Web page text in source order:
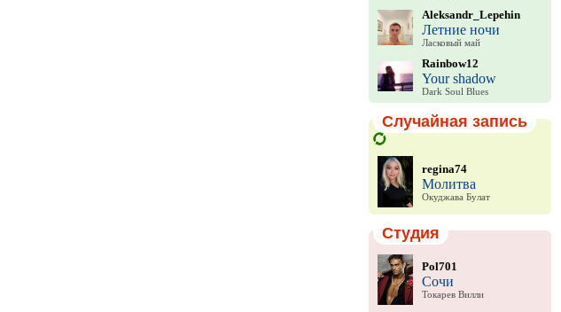
Aleksandr_Lepehin
Летние ночи
Ласковый май
Rainbow12
Your shadow
Dark Soul Blues
Случайная запись
regina74
Молитва
Окуджава Булат
Студия
Pol701
Сочи
Токарев Вилли